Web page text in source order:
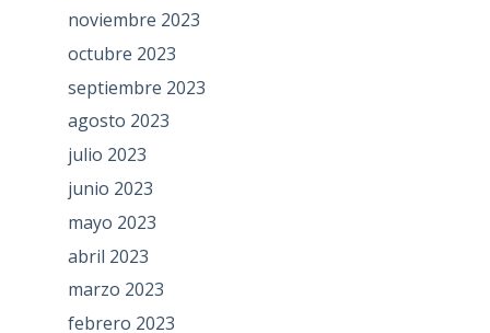
noviembre 2023
octubre 2023
septiembre 2023
agosto 2023
julio 2023
junio 2023
mayo 2023
abril 2023
marzo 2023
febrero 2023